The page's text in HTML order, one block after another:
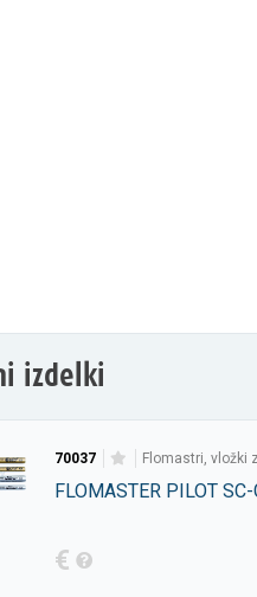
izdelki
70037 flomastri, vložki
FLOMASTER PILOT
€